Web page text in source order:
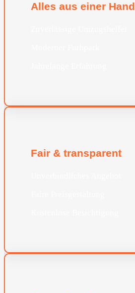
Alles aus einer Hand
Fair & transparent